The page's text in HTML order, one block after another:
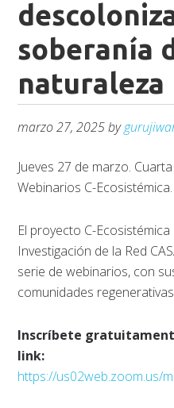
soberanía
naturaleza
marzo 27, 2025by
Jueves 27 de marzo.
Webinarios C-Ecosistémica.
El proyecto C-
Investigación de la Red
serie de webinarios, con
comunidades
Inscríbete
link:
https://us02web.zoom.us/